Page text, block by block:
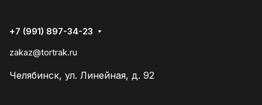
+7 (991) 897-34-23
zakaz@tortrak.ru
Челябинск, ул. Линейная, д. 92